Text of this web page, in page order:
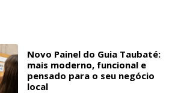
Novo Painel do Guia Taubaté:
mais moderno, funcional e
pensado para o seu negócio
local